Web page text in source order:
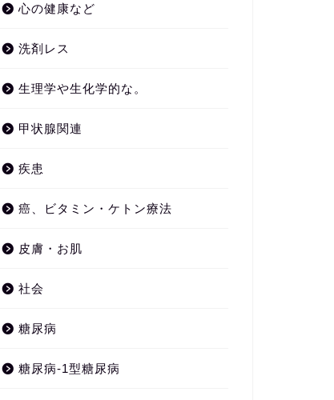
心の健康など
洗剤レス
生理学や生化学的な。
甲状腺関連
疾患
癌、ビタミン・ケトン療法
皮膚・お肌
社会
糖尿病
糖尿病-1型糖尿病